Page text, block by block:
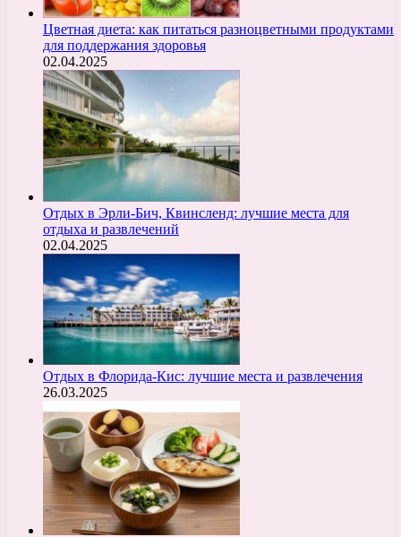
Цветная диета: как питаться разноцветными продуктами
для поддержания здоровья
02.04.2025
Отдых в Эрли-Бич, Квинсленд: лучшие места для
отдыха и развлечений
02.04.2025
Отдых в Флорида-Кис: лучшие места и развлечения
26.03.2025